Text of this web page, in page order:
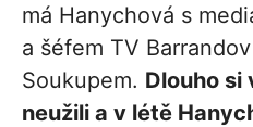
má Hanychová s
a šéfem TV
Soukupem. Dlouho si
neužili a v létě